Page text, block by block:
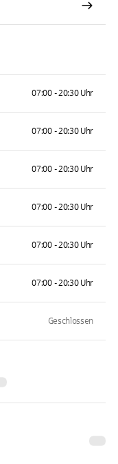
07:00 - 20:30 Uhr
07:00 - 20:30 Uhr
07:00 - 20:30 Uhr
07:00 - 20:30 Uhr
07:00 - 20:30 Uhr
07:00 - 20:30 Uhr
Geschlossen